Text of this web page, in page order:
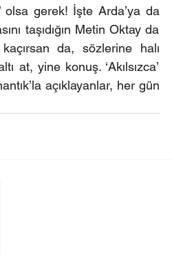
olsa gerek! İşte Arda’ya da
taşıdığın Metin Oktay da
kaçırsan da, sözlerine halı
at, yine konuş. ‘Akılsızca’
açıklayanlar, her gün